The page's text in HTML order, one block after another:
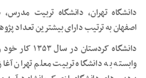
دانشگاه تهران، دانشگاه تربیت مدرس،
اصفهان به ترتیب دارای بیشترین تعداد
دانشگاه
وابسته به دانشگاه تربیت معلم تهران